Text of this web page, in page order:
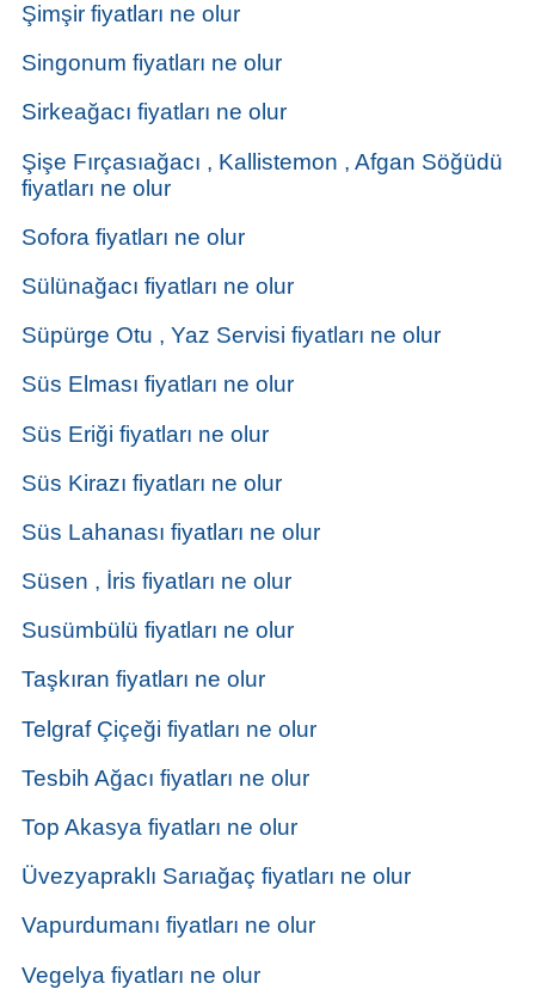
Şimşir fiyatları ne olur
Singonum fiyatları ne olur
Sirkeağacı fiyatları ne olur
Şişe Fırçasıağacı , Kallistemon , Afgan Söğüdü
fiyatları ne olur
Sofora fiyatları ne olur
Sülünağacı fiyatları ne olur
Süpürge Otu , Yaz Servisi fiyatları ne olur
Süs Elması fiyatları ne olur
Süs Eriği fiyatları ne olur
Süs Kirazı fiyatları ne olur
Süs Lahanası fiyatları ne olur
Süsen , İris fiyatları ne olur
Susümbülü fiyatları ne olur
Taşkıran fiyatları ne olur
Telgraf Çiçeği fiyatları ne olur
Tesbih Ağacı fiyatları ne olur
Top Akasya fiyatları ne olur
Üvezyapraklı Sarıağaç fiyatları ne olur
Vapurdumanı fiyatları ne olur
Vegelya fiyatları ne olur